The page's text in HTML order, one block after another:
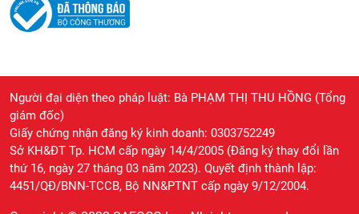
Người đại diện theo pháp luật: Bà PHẠM THỊ THU HỒNG (Tổng
giám đốc)
Giấy chứng nhận đăng ký kinh doanh: 0303752249
Sở KH&ĐT Tp. HCM cấp ngày 14/4/2005 (Đăng ký thay đổi lần
thứ 16, ngày 27 tháng 03 năm 2023). Quyết định thành lập:
4451/QĐ/BNN-TCCB, Bộ NN&PTNT cấp ngày 9/12/2004.